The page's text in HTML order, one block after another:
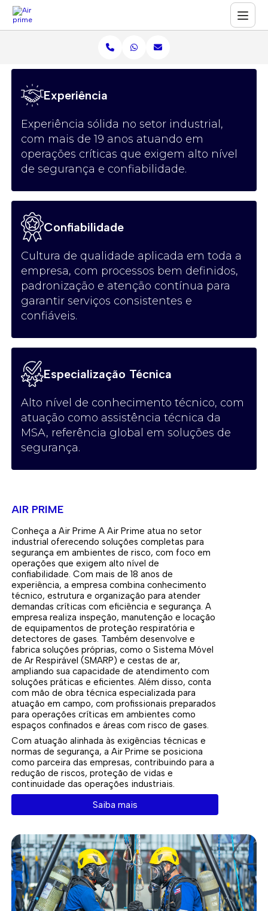
Experiência
Experiência sólida no setor industrial,
com mais de 19 anos atuando em
operações críticas que exigem alto nível
de segurança e confiabilidade.
Confiabilidade
Cultura de qualidade aplicada em toda a
empresa, com processos bem definidos,
padronização e atenção contínua para
garantir serviços consistentes e
confiáveis.
Especialização Técnica
Alto nível de conhecimento técnico, com
atuação como assistência técnica da
MSA, referência global em soluções de
segurança.
AIR PRIME
Conheça a Air Prime A Air Prime atua no setor
industrial oferecendo soluções completas para
segurança em ambientes de risco, com foco em
operações que exigem alto nível de
confiabilidade. Com mais de 18 anos de
experiência, a empresa combina conhecimento
técnico, estrutura e organização para atender
demandas críticas com eficiência e segurança. A
empresa realiza inspeção, manutenção e locação
de equipamentos de proteção respiratória e
detectores de gases. Também desenvolve e
fabrica soluções próprias, como o Sistema Móvel
de Ar Respirável (SMARP) e cestas de ar,
ampliando sua capacidade de atendimento com
soluções práticas e eficientes. Além disso, conta
com mão de obra técnica especializada para
atuação em campo, com profissionais preparados
para operações críticas em ambientes como
espaços confinados e áreas com risco de gases.
Com atuação alinhada às exigências técnicas e
normas de segurança, a Air Prime se posiciona
como parceira das empresas, contribuindo para a
redução de riscos, proteção de vidas e
continuidade das operações industriais.
Saiba mais